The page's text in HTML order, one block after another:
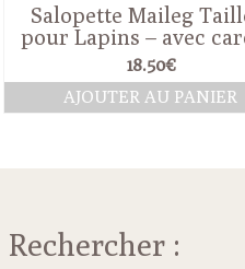
Salopette Maileg
pour Lapins – avec
18.50€
AJOUTER AU PANIER
Rechercher :